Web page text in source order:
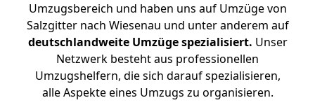
Umzugsbereich und haben uns auf Umzüge von
Salzgitter nach Wiesenau und unter anderem auf
deutschlandweite Umzüge spezialisiert. Unser
Netzwerk besteht aus professionellen
Umzugshelfern, die sich darauf spezialisieren,
alle Aspekte eines Umzugs zu organisieren.